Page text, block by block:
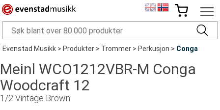
Evenstad Musikk>Produkter>Trommer>Perkusjon>Conga
Meinl WCO1212VBR-M Conga
Woodcraft 12
1/2 Vintage Brown